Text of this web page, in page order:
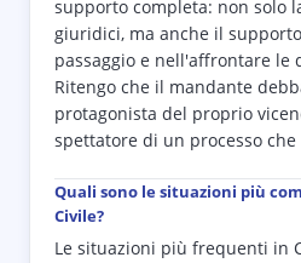
supporto completa: non solo
giuridici, ma anche il
passaggio e nell'affrontare le
Ritengo che il mandante
protagonista del proprio
spettatore di un processo che
Quali sono le situazioni più
Civile?
Le situazioni più frequenti in